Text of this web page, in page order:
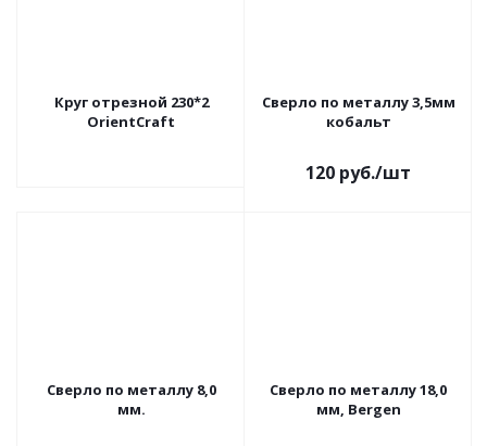
Круг отрезной 230*2
OrientCraft
Сверло по металлу 3,5мм
кобальт
120 руб./шт
Сверло по металлу 8,0
мм.
Сверло по металлу 18,0
мм, Bergen